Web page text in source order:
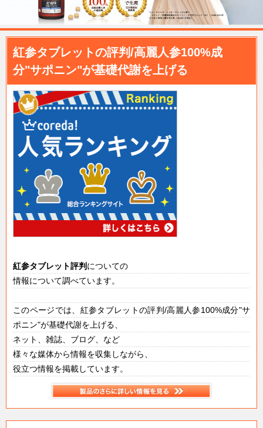
紅参タブレットの評判/高麗人参100%成
分"サポニン"が基礎代謝を上げる
紅参タブレット評判 についての
情報について調べています。
このページでは、紅参タブレットの評判/高麗人参100%成分"サ
ポニン"が基礎代謝を上げる、
ネット、雑誌、ブログ、など
様々な媒体から情報を収集しながら、
役立つ情報を掲載しています。